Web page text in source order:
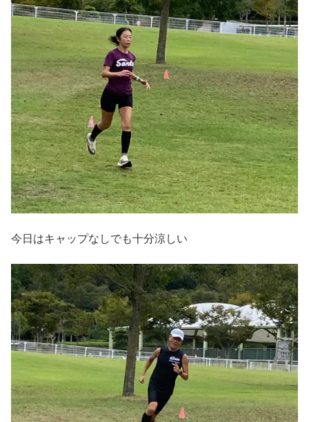
今日はキャップなしでも十分涼しい